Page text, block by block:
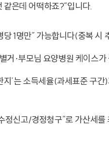
은데 어떡하죠?”입니다.
당 1명만” 가능합니다(중복 시
거·부모님 요양병원 케이스
지’는 소득세율(과세표준 구
정신고/경정청구”로 가산세를